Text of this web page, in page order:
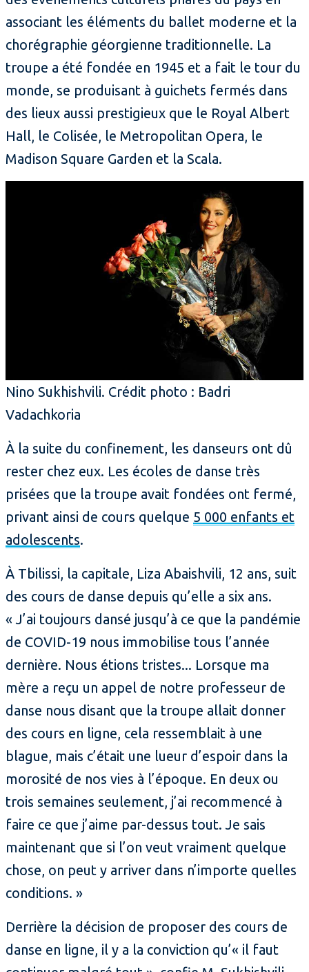
associant les éléments du ballet moderne et la
chorégraphie géorgienne traditionnelle. La
troupe a été fondée en 1945 et a fait le tour du
monde, se produisant à guichets fermés dans
des lieux aussi prestigieux que le Royal Albert
Hall, le Colisée, le Metropolitan Opera, le
Madison Square Garden et la Scala.
Nino Sukhishvili. Crédit photo : Badri
Vadachkoria
À la suite du confinement, les danseurs ont dû
rester chez eux. Les écoles de danse très
prisées que la troupe avait fondées ont fermé,
privant ainsi de cours quelque 5 000 enfants et
adolescents.
À Tbilissi, la capitale, Liza Abaishvili, 12 ans, suit
des cours de danse depuis qu’elle a six ans.
« J’ai toujours dansé jusqu’à ce que la pandémie
de COVID-19 nous immobilise tous l’année
dernière. Nous étions tristes... Lorsque ma
mère a reçu un appel de notre professeur de
danse nous disant que la troupe allait donner
des cours en ligne, cela ressemblait à une
blague, mais c’était une lueur d’espoir dans la
morosité de nos vies à l’époque. En deux ou
trois semaines seulement, j’ai recommencé à
faire ce que j’aime par-dessus tout. Je sais
maintenant que si l’on veut vraiment quelque
chose, on peut y arriver dans n’importe quelles
conditions. »
Derrière la décision de proposer des cours de
danse en ligne, il y a la conviction qu’« il faut